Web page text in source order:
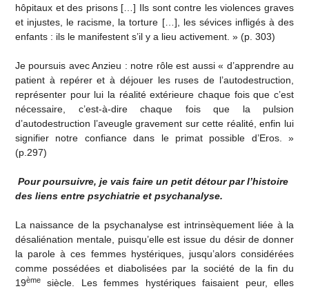
hôpitaux et des prisons […] Ils sont contre les violences graves
et injustes, le racisme, la torture […], les sévices infligés à des
enfants : ils le manifestent s’il y a lieu activement. » (p. 303)
Je poursuis avec Anzieu : notre rôle est aussi « d’apprendre au
patient à repérer et à déjouer les ruses de l’autodestruction,
représenter pour lui la réalité extérieure chaque fois que c’est
nécessaire, c’est-à-dire chaque fois que la pulsion
d’autodestruction l’aveugle gravement sur cette réalité, enfin lui
signifier notre confiance dans le primat possible d’Eros. »
(p.297)
Pour poursuivre, je vais faire un petit détour par l’histoire
des liens entre psychiatrie et psychanalyse.
La naissance de la psychanalyse est intrinsèquement liée à la
désaliénation mentale, puisqu’elle est issue du désir de donner
la parole à ces femmes hystériques, jusqu’alors considérées
comme possédées et diabolisées par la société de la fin du
19ème
siècle. Les femmes hystériques faisaient peur, elles